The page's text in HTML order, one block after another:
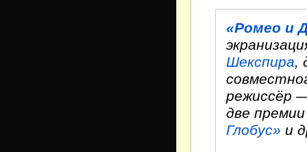
«Ромео и
Шекспира,
режиссёр
две
Глобус» и